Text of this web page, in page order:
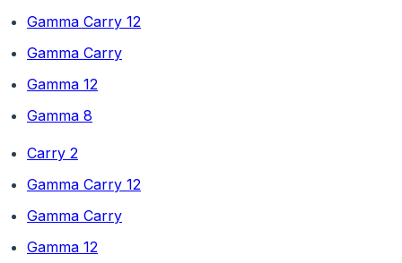
Gamma Carry 12
Gamma Carry
Gamma 12
Gamma 8
Carry 2
Gamma Carry 12
Gamma Carry
Gamma 12